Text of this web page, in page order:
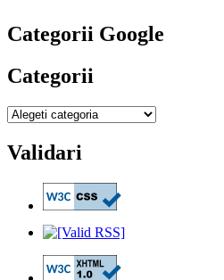
Categorii Google
Categorii
Validari